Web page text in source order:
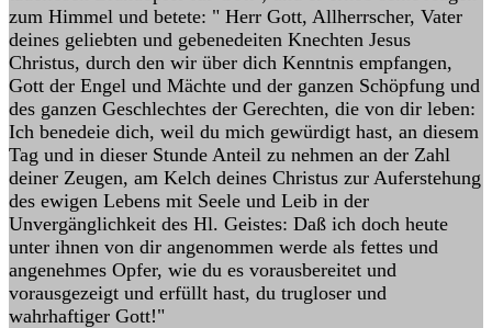
zum Himmel und betete: " Herr Gott, Allherrscher, Vater
deines geliebten und gebenedeiten Knechten Jesus
Christus, durch den wir über dich Kenntnis empfangen,
Gott der Engel und Mächte und der ganzen Schöpfung und
des ganzen Geschlechtes der Gerechten, die von dir leben:
Ich benedeie dich, weil du mich gewürdigt hast, an diesem
Tag und in dieser Stunde Anteil zu nehmen an der Zahl
deiner Zeugen, am Kelch deines Christus zur Auferstehung
des ewigen Lebens mit Seele und Leib in der
Unvergänglichkeit des Hl. Geistes: Daß ich doch heute
unter ihnen von dir angenommen werde als fettes und
angenehmes Opfer, wie du es vorausbereitet und
vorausgezeigt und erfüllt hast, du trugloser und
wahrhaftiger Gott!"